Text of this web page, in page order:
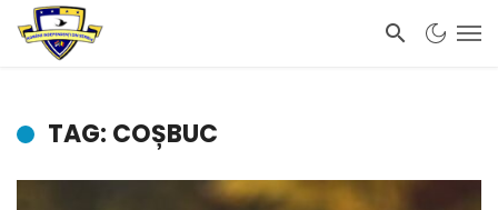
TAG: COȘBUC